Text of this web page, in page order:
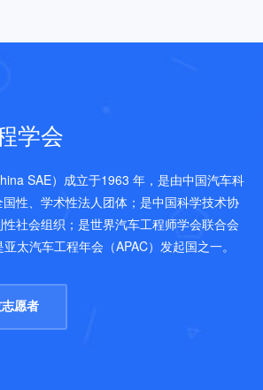
学会
SAE）成立于1963 年，是由中国汽车科
性、学术性法人团体；是中国科学技术协
社会组织；是世界汽车工程师学会联合会
太汽车工程年会（APAC）发起国之一。
愿者